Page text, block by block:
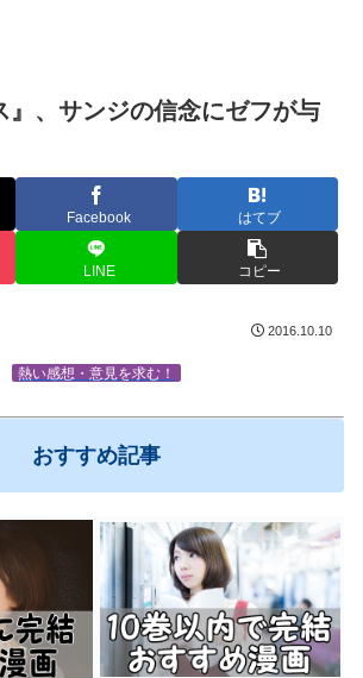
』、サンジの信念にゼフが与
Facebook はてブ
LINE コピー
2016.10.10
熱い感想・意見を求む！
おすすめ記事